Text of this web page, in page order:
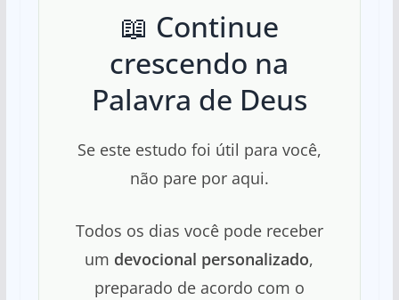
📖 Continue
crescendo na
Palavra de Deus
Se este estudo foi útil para você,
não pare por aqui.
Todos os dias você pode receber
um devocional personalizado,
preparado de acordo com o